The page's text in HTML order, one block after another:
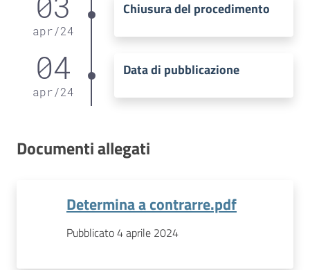
apr/24
Chiusura del procedimento
04
apr/24
Data di pubblicazione
Documenti allegati
Determina a contrarre.pdf
Pubblicato 4 aprile 2024